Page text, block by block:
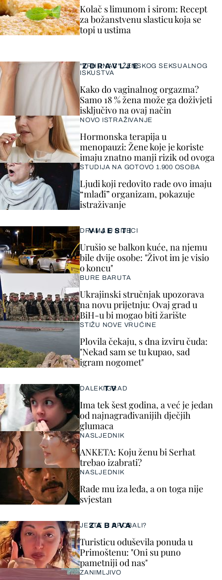
VIJESTI
DRAMA U RIJECI
Urušio se balkon kuće, na njemu
bile dvije osobe: "Život im je visio
o koncu"
BURE BARUTA
Ukrajinski stručnjak upozorava
na novu prijetnju: Ovaj grad u
BiH-u bi mogao biti žarište
STIŽU NOVE VRUĆINE
Plovila čekaju, s dna izviru čuda:
"Nekad sam se tu kupao, sad
igram nogomet"
ZDRAVLJE
"VRHUNAC" ŽENSKOG SEKSUALNOG
ISKUSTVA
Kako do vaginalnog orgazma?
Samo 18 % žena može ga doživjeti
isključivo na ovaj način
NOVO ISTRAŽIVANJE
Hormonska terapija u
menopauzi: Žene koje je koriste
imaju znatno manji rizik od ovoga
STUDIJA NA GOTOVO 1.900 OSOBA
Ljudi koji redovito rade ovo imaju
“mlađi” organizam, pokazuje
istraživanje
ZABAVA
JESTE LI PROBALI?
Turisticu oduševila ponuda u
Primoštenu: "Oni su puno
pametniji od nas"
ZANIMLJIVO
TV
DALEKI GRAD
Ima tek šest godina, a već je jedan
od najnagrađivanijih dječjih
glumaca
NASLJEDNIK
ANKETA: Koju ženu bi Serhat
trebao izabrati?
NASLJEDNIK
Rade mu iza leđa, a on toga nije
svjestan
Kolač s limunom i sirom: Recept
za božanstvenu slasticu koja se
topi u ustima